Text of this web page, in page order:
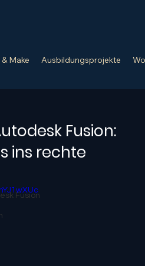
Make Ausbildungsprojekte
Fusion
Fusion:
ins rechte